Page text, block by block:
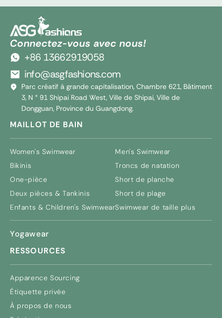
Connectez-vous avec nous!
+86 13662919058
info@asgfashions.com
Parc créatif à grande capitalisation, Chambre 621, Bâtiment
3, N ° 91 Shipai Road West, Ville de Shipai, Ville de
Dongguan, Province du Guangdong.
MAILLOT DE BAIN
Women's Swimwear
Bikinis
One-pièce
Deux pièces & Tankinis
Enfants & Children's Swimwear
Men's Swimwear
Troncs de natation
Short de planche
Short de plage
Swimwear de taille plus
Yogawear
RESSOURCES
Apparence Sourcing
Étiquette privée
À propos de nous